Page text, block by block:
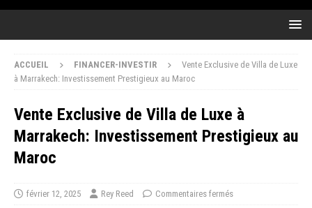
ACCUEIL FINANCER-INVESTIR
Vente Exclusive de Villa de Luxe
à Marrakech: Investissement Prestigieux au Maroc
Vente Exclusive de Villa de Luxe à
Marrakech: Investissement Prestigieux au
Maroc
février 12, 2025 Rey Reed Commentaires fermés